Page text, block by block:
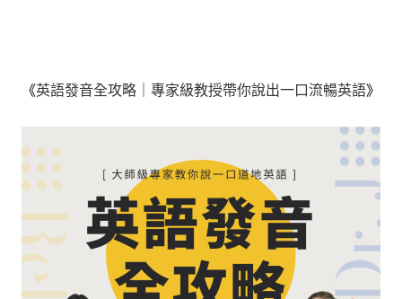
《英語發音全攻略｜專家級教授帶你說出一口流暢英語》